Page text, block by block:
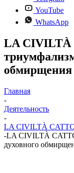
YouTube
WhatsApp
LA CIVILTÀ
обмирщения
Главная
-
Деятельность
-
LA CIVILTÀ
-LA CIVILTÀ
духовного